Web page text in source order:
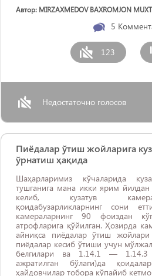
Автор: MIRZAXMEDOV BAXROMJON
5
123
Недостаточно голосов
Пиёдалар ўтиш жойларига
ўрнатиш ҳақида
Шаҳарларимиз кўчаларида
тушганига мана икки ярим йилдан
келиб, кузатув
қоидабузарликларнинг сони
камераларнинг 90 фоиздан
атрофларига қўйилган. Ҳозирда
айниқса пиёдалар ўтиш
пиёдалар кесиб ўтиши учун
белгилари ва 1.14.1 — 1.14.3
ажратилган бўлаги)да
ҳайдовчилар тобора кўпайиб